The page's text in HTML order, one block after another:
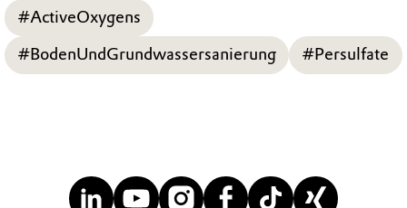
#ActiveOxygens
#BodenUndGrundwassersanierung
#Persulfate